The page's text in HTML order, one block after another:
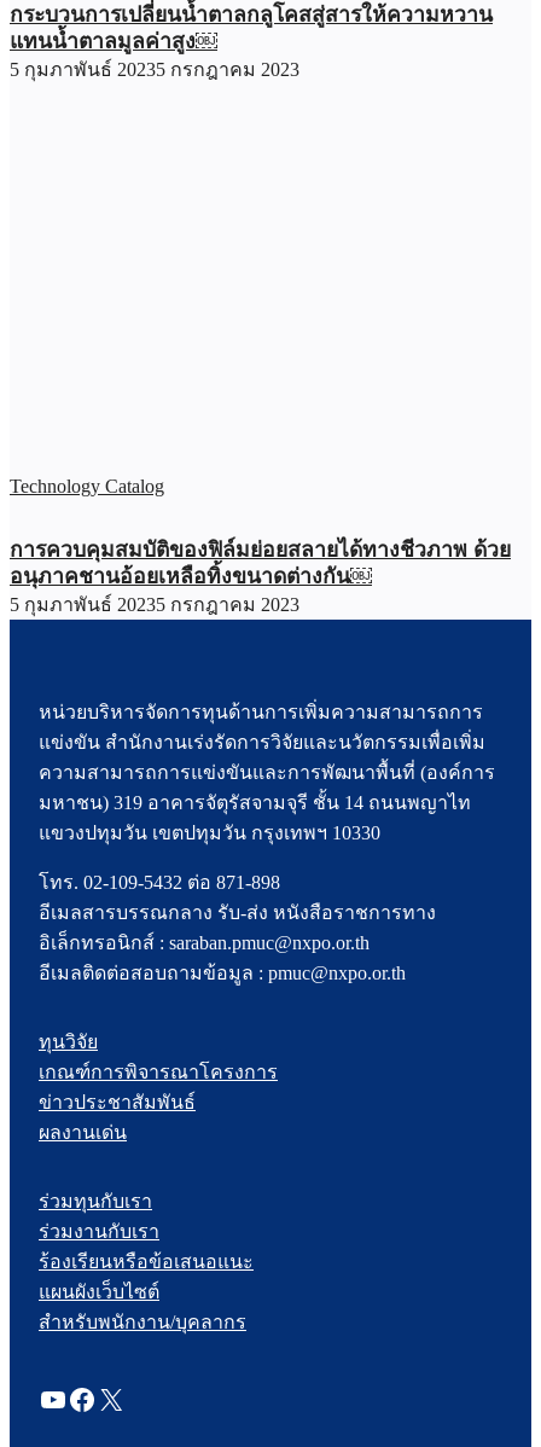
กระบวนการเปลี่ยนน้ำตาลกลูโคสสู่สารให้ความหวาน
แทนน้ำตาลมูลค่าสูง￼
5 กุมภาพันธ์ 20235 กรกฎาคม 2023
Technology Catalog
การควบคุมสมบัติของฟิล์มย่อยสลายได้ทางชีวภาพ ด้วย
อนุภาคชานอ้อยเหลือทิ้งขนาดต่างกัน￼
5 กุมภาพันธ์ 20235 กรกฎาคม 2023
หน่วยบริหารจัดการทุนด้านการเพิ่มความสามารถการ
แข่งขัน สำนักงานเร่งรัดการวิจัยและนวัตกรรมเพื่อเพิ่ม
ความสามารถการแข่งขันและการพัฒนาพื้นที่ (องค์การ
มหาชน) 319 อาคารจัตุรัสจามจุรี ชั้น 14 ถนนพญาไท
แขวงปทุมวัน เขตปทุมวัน กรุงเทพฯ 10330
โทร. 02-109-5432 ต่อ 871-898
อีเมลสารบรรณกลาง รับ-ส่ง หนังสือราชการทาง
อิเล็กทรอนิกส์ : saraban.pmuc@nxpo.or.th
อีเมลติดต่อสอบถามข้อมูล : pmuc@nxpo.or.th
ทุนวิจัย
เกณฑ์การพิจารณาโครงการ
ข่าวประชาสัมพันธ์
ผลงานเด่น
ร่วมทุนกับเรา
ร่วมงานกับเรา
ร้องเรียนหรือข้อเสนอแนะ
แผนผังเว็บไซต์
สำหรับพนักงาน/บุคลากร
YouTube
Facebook
X